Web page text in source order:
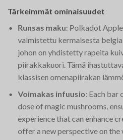
Tärkeimmät ominaisuudet
Runsas maku: Polkadot
valmistettu kermaisesta
johon on yhdistetty rapeita
piirakkakuori. Tämä
klassisen omenapiirakan
Voimakas infuusio: Each bar
dose of magic mushrooms,
experience that can enhance
offer a new perspective on the